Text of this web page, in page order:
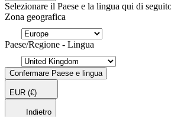
Selezionare il Paese e la lingua qui di
Zona geografica
Paese/Regione - Lingua
Confermare Paese e lingua
EUR (€)
Indietro